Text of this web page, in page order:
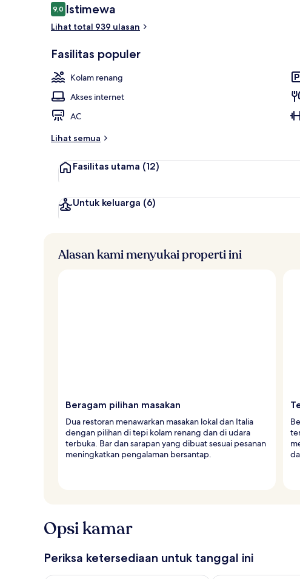
Ulasan
9,09,0 dari 10
Istimewa
Lihat total 939 ulasan
Fasilitas populer
Kolam renang
Akses internet
AC
Lihat semua
Fasilitas utama (12)
Untuk keluarga (6)
Alasan kami menyukai properti ini
Beragam pilihan masakan
Dua restoran menawarkan masakan lokal dan Italia
dengan pilihan di tepi kolam renang dan di udara
terbuka. Bar dan sarapan yang dibuat sesuai pesanan
meningkatkan pengalaman bersantap.
Opsi kamar
Periksa ketersediaan untuk tanggal ini